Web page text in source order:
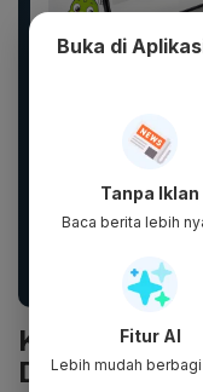
Sandal Baim unisex
yang stylish,
Kestabilan
Ditopang
Buka di
Tanpa Iklan
Baca berita lebih
Fitur AI
Lebih mudah